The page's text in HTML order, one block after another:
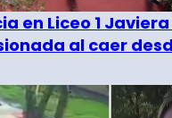
en Liceo 1
al caer